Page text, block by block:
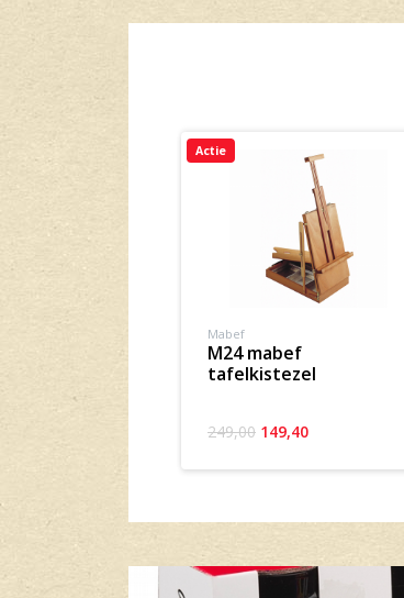
Actie
Mabef
m24 mabef
tafelkistezel
249,00 149,40
Banner row 2